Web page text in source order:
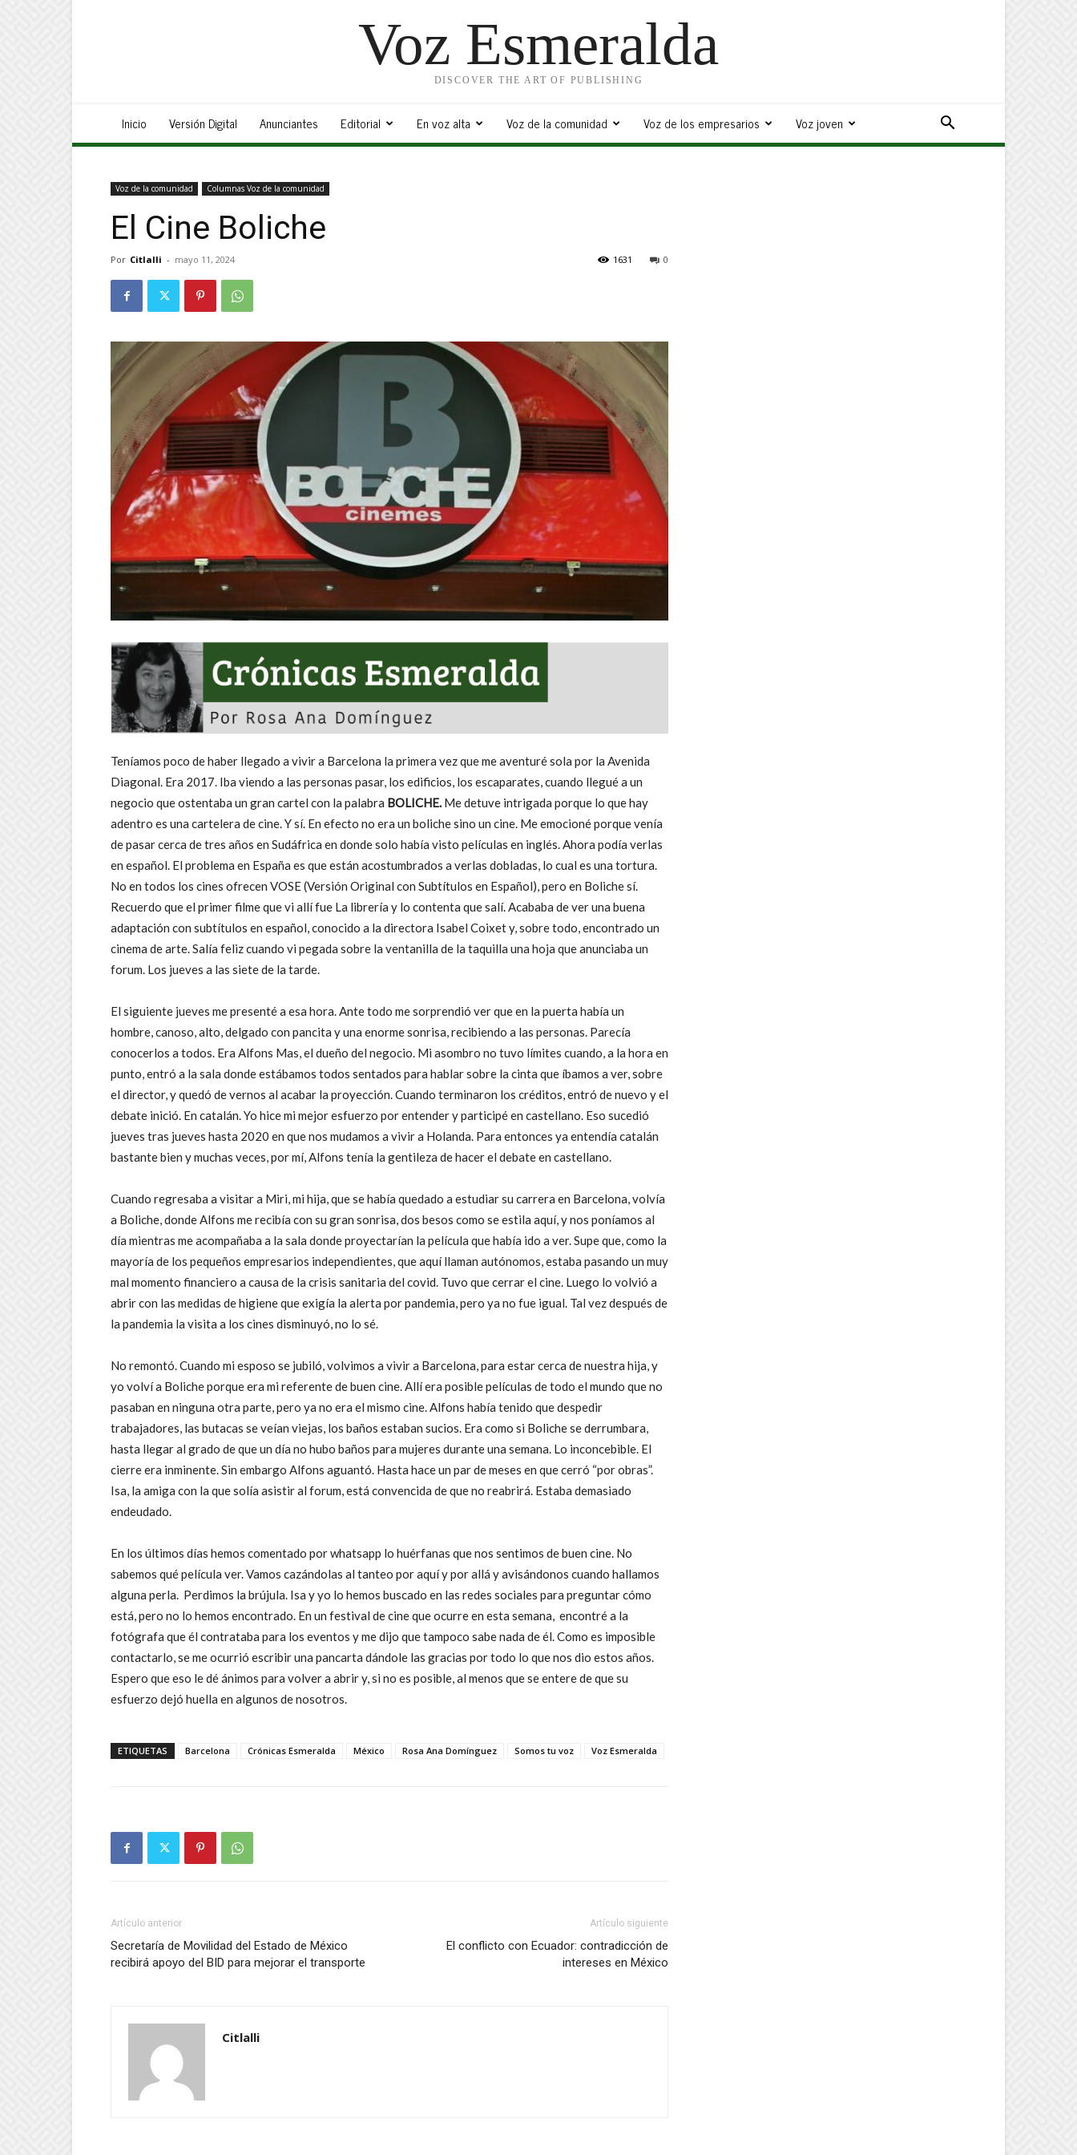
Voz Esmeralda
DISCOVER THE ART OF PUBLISHING
Inicio Versión Digital Anunciantes Editorial En voz alta Voz de la comunidad Voz de los empresarios Voz joven
Voz de la comunidad Columnas Voz de la comunidad
El Cine Boliche
Por Citlalli - mayo 11, 2024 0
1631
Teníamos poco de haber llegado a vivir a Barcelona la primera vez que me aventuré sola por la Avenida
Diagonal. Era 2017. Iba viendo a las personas pasar, los edificios, los escaparates, cuando llegué a un
negocio que ostentaba un gran cartel con la palabra BOLICHE. Me detuve intrigada porque lo que hay
adentro es una cartelera de cine. Y sí. En efecto no era un boliche sino un cine. Me emocioné porque venía
de pasar cerca de tres años en Sudáfrica en donde solo había visto películas en inglés. Ahora podía verlas
en español. El problema en España es que están acostumbrados a verlas dobladas, lo cual es una tortura.
No en todos los cines ofrecen VOSE (Versión Original con Subtítulos en Español), pero en Boliche sí.
Recuerdo que el primer filme que vi allí fue La librería y lo contenta que salí. Acababa de ver una buena
adaptación con subtítulos en español, conocido a la directora Isabel Coixet y, sobre todo, encontrado un
cinema de arte. Salía feliz cuando vi pegada sobre la ventanilla de la taquilla una hoja que anunciaba un
forum. Los jueves a las siete de la tarde.
El siguiente jueves me presenté a esa hora. Ante todo me sorprendió ver que en la puerta había un
hombre, canoso, alto, delgado con pancita y una enorme sonrisa, recibiendo a las personas. Parecía
conocerlos a todos. Era Alfons Mas, el dueño del negocio. Mi asombro no tuvo límites cuando, a la hora en
punto, entró a la sala donde estábamos todos sentados para hablar sobre la cinta que íbamos a ver, sobre
el director, y quedó de vernos al acabar la proyección. Cuando terminaron los créditos, entró de nuevo y el
debate inició. En catalán. Yo hice mi mejor esfuerzo por entender y participé en castellano. Eso sucedió
jueves tras jueves hasta 2020 en que nos mudamos a vivir a Holanda. Para entonces ya entendía catalán
bastante bien y muchas veces, por mí, Alfons tenía la gentileza de hacer el debate en castellano.
Cuando regresaba a visitar a Miri, mi hija, que se había quedado a estudiar su carrera en Barcelona, volvía
a Boliche, donde Alfons me recibía con su gran sonrisa, dos besos como se estila aquí, y nos poníamos al
día mientras me acompañaba a la sala donde proyectarían la película que había ido a ver. Supe que, como la
mayoría de los pequeños empresarios independientes, que aquí llaman autónomos, estaba pasando un muy
mal momento financiero a causa de la crisis sanitaria del covid. Tuvo que cerrar el cine. Luego lo volvió a
abrir con las medidas de higiene que exigía la alerta por pandemia, pero ya no fue igual. Tal vez después de
la pandemia la visita a los cines disminuyó, no lo sé.
No remontó. Cuando mi esposo se jubiló, volvimos a vivir a Barcelona, para estar cerca de nuestra hija, y
yo volví a Boliche porque era mi referente de buen cine. Allí era posible películas de todo el mundo que no
pasaban en ninguna otra parte, pero ya no era el mismo cine. Alfons había tenido que despedir
trabajadores, las butacas se veían viejas, los baños estaban sucios. Era como si Boliche se derrumbara,
hasta llegar al grado de que un día no hubo baños para mujeres durante una semana. Lo inconcebible. El
cierre era inminente. Sin embargo Alfons aguantó. Hasta hace un par de meses en que cerró “por obras”.
Isa, la amiga con la que solía asistir al forum, está convencida de que no reabrirá. Estaba demasiado
endeudado.
En los últimos días hemos comentado por whatsapp lo huérfanas que nos sentimos de buen cine. No
sabemos qué película ver. Vamos cazándolas al tanteo por aquí y por allá y avisándonos cuando hallamos
alguna perla. Perdimos la brújula. Isa y yo lo hemos buscado en las redes sociales para preguntar cómo
está, pero no lo hemos encontrado. En un festival de cine que ocurre en esta semana, encontré a la
fotógrafa que él contrataba para los eventos y me dijo que tampoco sabe nada de él. Como es imposible
contactarlo, se me ocurrió escribir una pancarta dándole las gracias por todo lo que nos dio estos años.
Espero que eso le dé ánimos para volver a abrir y, si no es posible, al menos que se entere de que su
esfuerzo dejó huella en algunos de nosotros.
ETIQUETAS Barcelona Crónicas Esmeralda México Rosa Ana Domínguez Somos tu voz Voz Esmeralda
Artículo anterior
Secretaría de Movilidad del Estado de México
recibirá apoyo del BID para mejorar el transporte
Artículo siguiente
El conflicto con Ecuador: contradicción de
intereses en México
Citlalli